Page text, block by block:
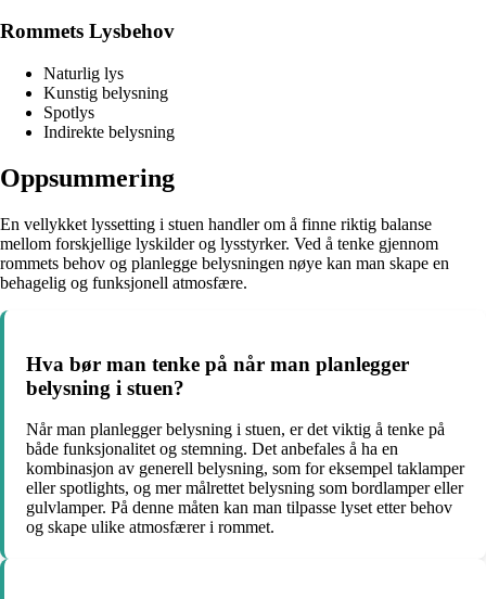
Rommets Lysbehov
Naturlig lys
Kunstig belysning
Spotlys
Indirekte belysning
Oppsummering
En vellykket lyssetting i stuen handler om å finne riktig balanse
mellom forskjellige lyskilder og lysstyrker. Ved å tenke gjennom
rommets behov og planlegge belysningen nøye kan man skape en
behagelig og funksjonell atmosfære.
Hva bør man tenke på når man planlegger
belysning i stuen?
Når man planlegger belysning i stuen, er det viktig å tenke på
både funksjonalitet og stemning. Det anbefales å ha en
kombinasjon av generell belysning, som for eksempel taklamper
eller spotlights, og mer målrettet belysning som bordlamper eller
gulvlamper. På denne måten kan man tilpasse lyset etter behov
og skape ulike atmosfærer i rommet.